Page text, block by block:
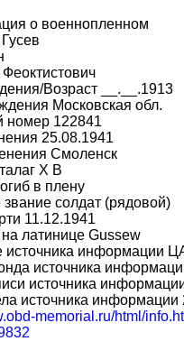
о военнопленном
Возраст __.__.1913
Московская обл.
номер 122841
25.08.1941
Смоленск
X B
в плену
звание солдат (рядовой)
11.12.1941
латинице Gussew
источника информации
источника
источника
источника информации
memorial.ru/html/